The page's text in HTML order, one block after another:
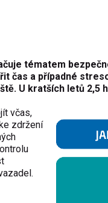
tématem
čas a případné
U kratších letů 2,5
včas,
zdržení